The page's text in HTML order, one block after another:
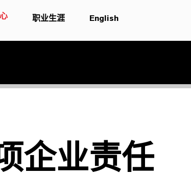
职业生涯 English
企业责任